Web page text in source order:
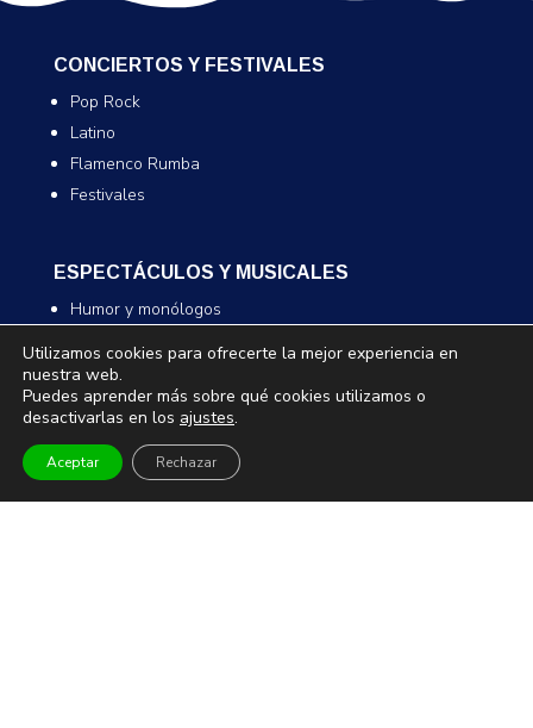
CONCIERTOS Y FESTIVALES
Pop Rock
Latino
Flamenco Rumba
Festivales
ESPECTÁCULOS Y MUSICALES
Humor y monólogos
Infantil y familiar
Magia
TEATRO Y DANZA
Utilizamos cookies para ofrecerte la mejor experiencia en
nuestra web.
Puedes aprender más sobre qué cookies utilizamos o
desactivarlas en los ajustes.
Aceptar Rechazar